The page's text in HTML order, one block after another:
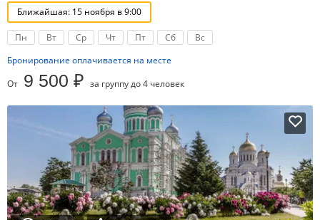
Ближайшая: 15 ноября в 9:00
Пн Вт Ср Чт Пт Сб
Вс
Бронирование оплачивается на месте
От 9 500 ₽ за группу до 4 человек